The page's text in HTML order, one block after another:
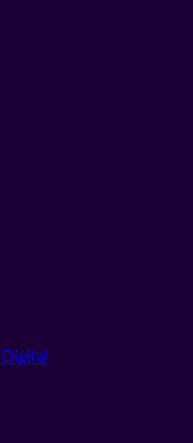
Digital